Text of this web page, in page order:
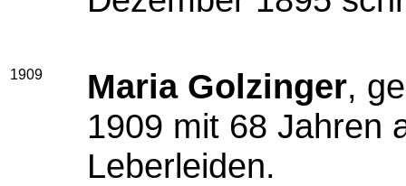
1909 Maria Golzinger,
1909 mit 68 Jahren
Leberleiden.